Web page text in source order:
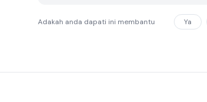
Adakah anda dapati ini membantu Ya